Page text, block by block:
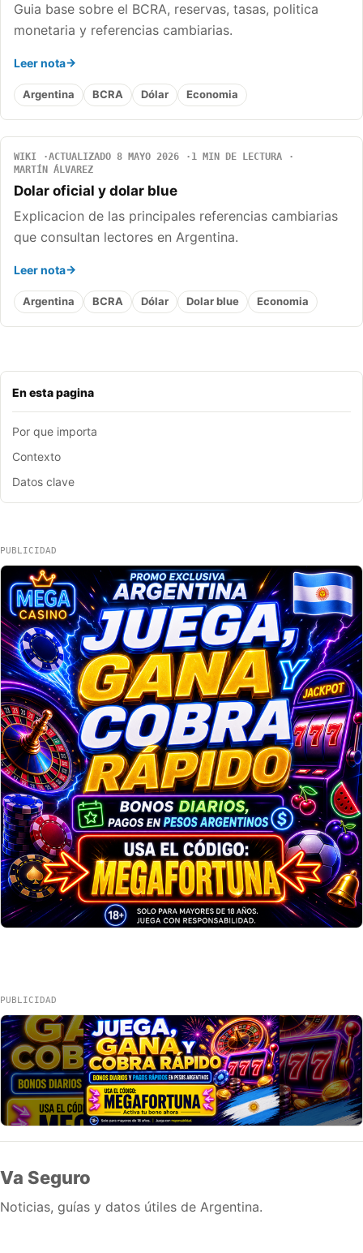
En esta pagina
Por que importa
Contexto
Datos clave
Guia base sobre el BCRA, reservas, tasas, politica
monetaria y referencias cambiarias.
Leer nota
Argentina BCRA Dólar Economia
WIKI ACTUALIZADO 8 MAYO 2026
1 MIN DE LECTURA
MARTÍN ÁLVAREZ
Dolar oficial y dolar blue
Explicacion de las principales referencias cambiarias
que consultan lectores en Argentina.
Leer nota
Argentina BCRA Dólar Dolar blue Economia
PUBLICIDAD
PUBLICIDAD
Va Seguro
Noticias, guías y datos útiles de Argentina.